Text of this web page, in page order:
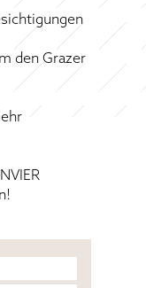
den Grazer